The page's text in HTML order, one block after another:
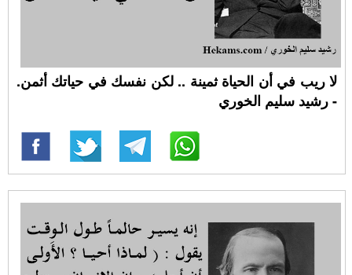
لا ريب في أن الحياة ثمينة .. لكن نفسك في حياتك أثمن.
- رشيد سليم الخوري